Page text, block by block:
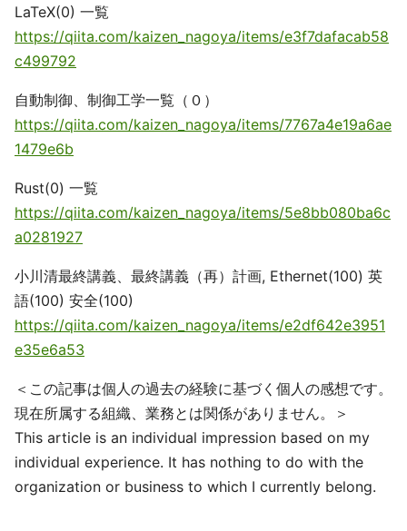
LaTeX(0) 一覧
https://qiita.com/kaizen_nagoya/items/e3f7dafacab58
c499792
自動制御、制御工学一覧（０）
https://qiita.com/kaizen_nagoya/items/7767a4e19a6ae
1479e6b
Rust(0) 一覧
https://qiita.com/kaizen_nagoya/items/5e8bb080ba6c
a0281927
小川清最終講義、最終講義（再）計画, Ethernet(100) 英
語(100) 安全(100)
https://qiita.com/kaizen_nagoya/items/e2df642e3951
e35e6a53
＜この記事は個人の過去の経験に基づく個人の感想です。
現在所属する組織、業務とは関係がありません。＞
This article is an individual impression based on my
individual experience. It has nothing to do with the
organization or business to which I currently belong.